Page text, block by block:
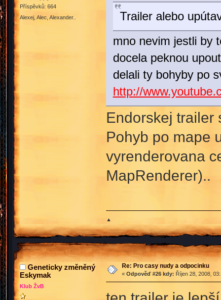
Příspěvků: 664
Alexej, Alec, Alexander..
Trailer alebo
mno nevim jestli by
docela peknou
delali ty bohyby po
http://
Endorskej trailer
Pohyb po mape
vyrenderovana
MapRenderer)..
▲
Geneticky změněný
Eskymak
Klub ŽvB
Re: Pro casy nudy a odpocinku
« Odpověď #26 kdy: Říjen 28, 2008,